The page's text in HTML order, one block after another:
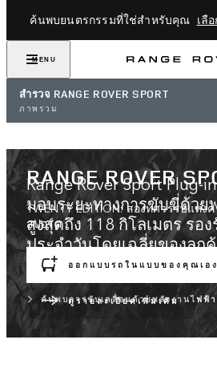
ค้นพบยนตรกรรมที่ใช่สำหรับคุณ เลื
MENU
สำรวจ RANGE ROVER SPORT
ภาพรวม
RANGE ROVER
TWENTY EDITION: สองทศวรรษแห่ง
สปอร์ต
ออกแบบรถในแบบของคุณเอง
ดูรายละเอียดเพิ่มเติม
Range Rover Sport Plug-
มอบระยะทางการขับขี่ด้วย
สูงสุดถึง 118 กิโลเมตร รอ
ประจำวันโดยเฉลี่ยของลูก
พลังงานไฟฟ้าล้วน
ค้นพบการขับเคลื่อนด้วยพลังงานไฟฟ้า